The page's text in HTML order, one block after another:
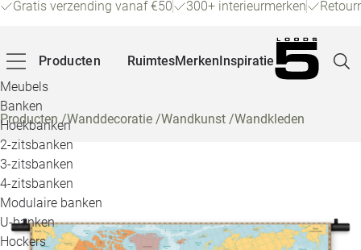
Gratis verzending vanaf €50 300+ interieurmerken
Producten
Meubels
Banken
Hoekbanken
2-zitsbanken
3-zitsbanken
4-zitsbanken
Modulaire banken
U-banken
Hockers
RuimtesMerkenInspiratie
Producten/Wanddecoratie /Wandkunst /Wandkleden